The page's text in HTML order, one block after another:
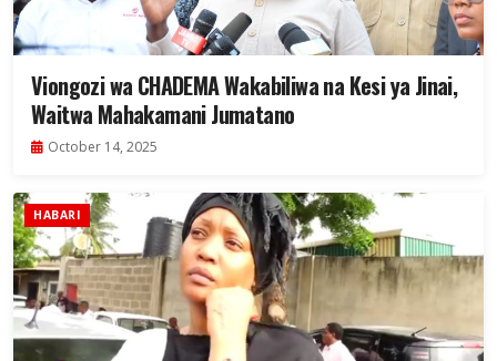
Viongozi wa CHADEMA Wakabiliwa na Kesi ya Jinai,
Waitwa Mahakamani Jumatano
October 14, 2025
HABARI